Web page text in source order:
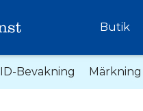
Butik
ID-Bevakning Märkning